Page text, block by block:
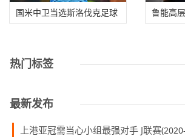
国米中卫当选斯洛伐克足球
鲁能高
热门标签
最新发布
上港亚冠需当心小组最强对手 J联赛